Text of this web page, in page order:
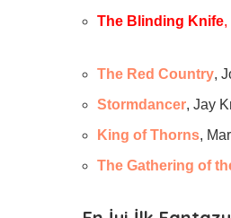
The Blinding Knife,
The Red Country,
Stormdancer, Jay
King of Thorns,
The Gathering of